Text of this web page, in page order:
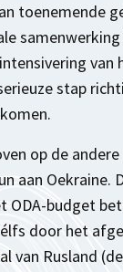
toenemende
stap
op de
aan Oekraine.
ODA-budget
door het
van Rusland